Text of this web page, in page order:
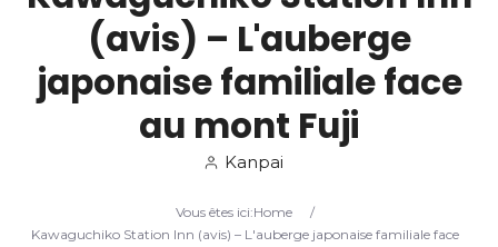
(avis) – L'auberge
japonaise familiale face
au mont Fuji
Kanpai
Vous êtes ici:Home
/
Kawaguchiko Station Inn (avis) – L'auberge japonaise familiale face